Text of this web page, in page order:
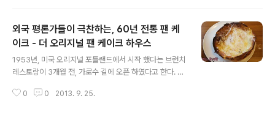
외국 평론가들이 극찬하는, 60년 전통 팬 케
이크 - 더 오리지널 팬 케이크 하우스
1953년, 미국 오리지널 포틀랜드에서 시작 했다는 브런치
레스토랑이 3개월 전, 가로수 길에 오픈 하였다고 한다. 최
그 곳, 함께 찾아가 보자. 찾아가는 길 지하철 3호선 신사역
0 0 2013. 9. 25.